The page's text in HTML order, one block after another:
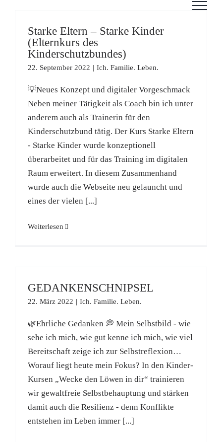
springenStarke Eltern – Starke Kinder
(Elternkurs des
Kinderschutzbundes)
22. September 2022 | Ich. Familie. Leben.
💡Neues Konzept und digitaler Vorgeschmack
Neben meiner Tätigkeit als Coach bin ich unter
anderem auch als Trainerin für den
Kinderschutzbund tätig. Der Kurs Starke Eltern
- Starke Kinder wurde konzeptionell
überarbeitet und für das Training im digitalen
Raum erweitert. In diesem Zusammenhand
wurde auch die Webseite neu gelauncht und
eines der vielen [...]
Weiterlesen
GEDANKENSCHNIPSEL
22. März 2022 | Ich. Familie. Leben.
🌿Ehrliche Gedanken 💭 Mein Selbstbild - wie
sehe ich mich, wie gut kenne ich mich, wie viel
Bereitschaft zeige ich zur Selbstreflexion…
Worauf liegt heute mein Fokus? In den Kinder-
Kursen „Wecke den Löwen in dir“ trainieren
wir gewaltfreie Selbstbehauptung und stärken
damit auch die Resilienz - denn Konflikte
entstehen im Leben immer [...]